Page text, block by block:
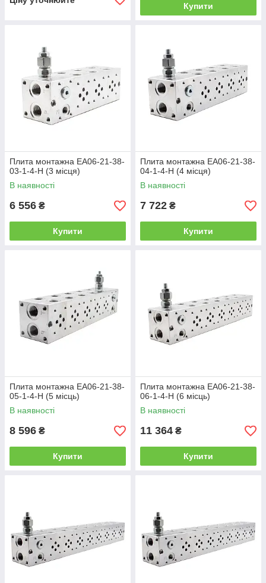
Купити
Плита монтажна EA06-21-38-
03-1-4-H (3 місця)
В наявності
6 556 ₴
Купити
Плита монтажна EA06-21-38-
04-1-4-H (4 місця)
В наявності
7 722 ₴
Купити
Плита монтажна EA06-21-38-
05-1-4-H (5 місць)
В наявності
8 596 ₴
Купити
Плита монтажна EA06-21-38-
06-1-4-H (6 місць)
В наявності
11 364 ₴
Купити